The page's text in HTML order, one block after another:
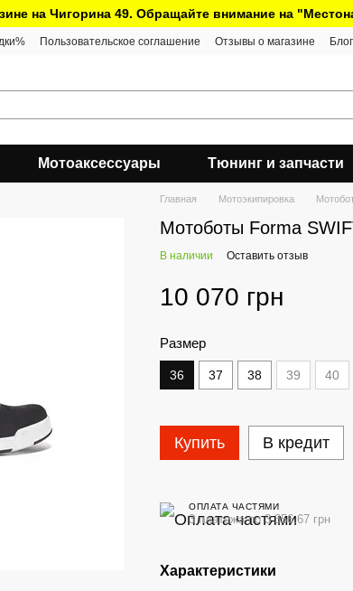
на Чигорина 49. Обращайте внимание на
Пользовательское соглашение Отзывы о магазине Блог
Мотоаксессуары Тюнинг и запчасти
Главная Мотоэкипировка
Мотоботы Forma
В наличии Оставить отзыв
10 070 грн
Размер
36 37 38 39 40
Купить В кредит
ОПЛАТА ЧАСТЯМИ
3 платежа по 3 356.67 грн
Характеристики